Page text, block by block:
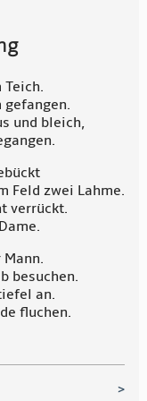
gefangen.
und bleich,
Feld zwei Lahme.
verrückt.
besuchen.
an.
fluchen.
>